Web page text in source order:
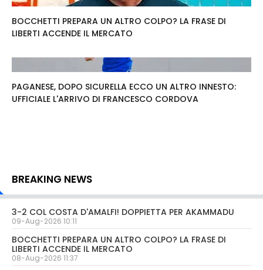
BOCCHETTI PREPARA UN ALTRO COLPO? LA FRASE DI
LIBERTI ACCENDE IL MERCATO
PAGANESE, DOPO SICURELLA ECCO UN ALTRO INNESTO:
UFFICIALE L'ARRIVO DI FRANCESCO CORDOVA
BREAKING NEWS
3-2 COL COSTA D'AMALFI! DOPPIETTA PER AKAMMADU
09-Aug-2026 10:11
BOCCHETTI PREPARA UN ALTRO COLPO? LA FRASE DI
LIBERTI ACCENDE IL MERCATO
08-Aug-2026 11:37